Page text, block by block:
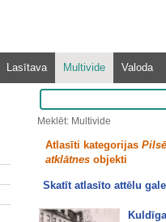
Lasītava Multivide Valoda
Meklēt: Multivide
Atlasīti kategorijas
atklātnesobjekti
Skatīt atlasīto attēlu